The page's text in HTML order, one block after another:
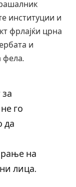
институции и
фрлајќи црна
и
фела.
го
да
на
лица.